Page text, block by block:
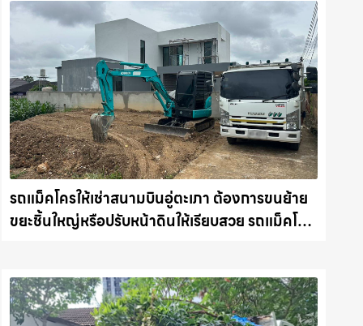
รถแม็คโครให้เช่าสนามบินอู่ตะเภา ต้องการขนย้าย
ขยะชิ้นใหญ่หรือปรับหน้าดินให้เรียบสวย รถแม็คโคร